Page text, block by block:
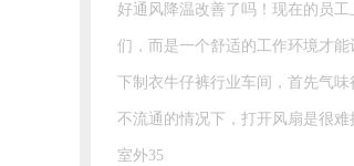
好通风降温改善了吗！现在的员
们，而是一个舒适的工作环境才
下制衣牛仔裤行业车间，首先气
不流通的情况下，打开风扇是很
室外35